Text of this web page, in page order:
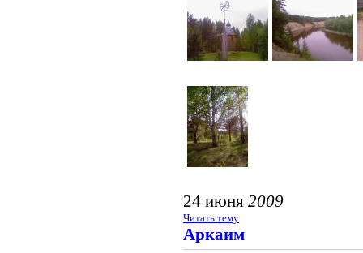
24 июня 2009
Читать тему
Аркаим